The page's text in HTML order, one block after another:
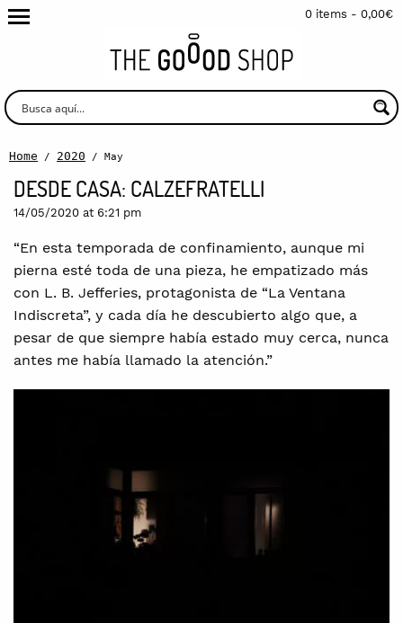
0 items - 0,00€
Home / 2020 / May
DESDE CASA: CALZEFRATELLI
14/05/2020 at 6:21 pm
“En esta temporada de confinamiento, aunque mi
pierna esté toda de una pieza, he empatizado más
con L. B. Jefferies, protagonista de “La Ventana
Indiscreta”, y cada día he descubierto algo que, a
pesar de que siempre había estado muy cerca, nunca
antes me había llamado la atención.”